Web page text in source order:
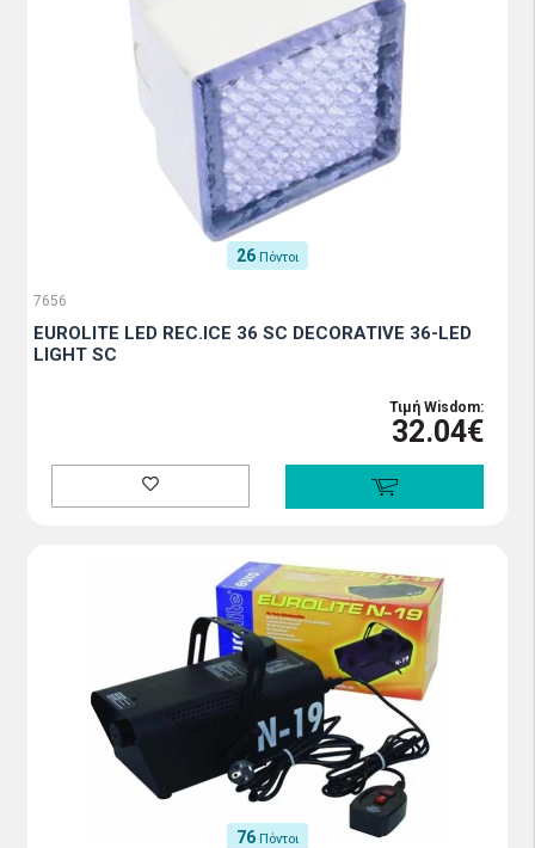
26 Πόντοι
7656
EUROLITE LED REC.ICE 36 SC DECORATIVE 36-LED
LIGHT SC
Τιμή Wisdom:
32.04€
76 Πόντοι